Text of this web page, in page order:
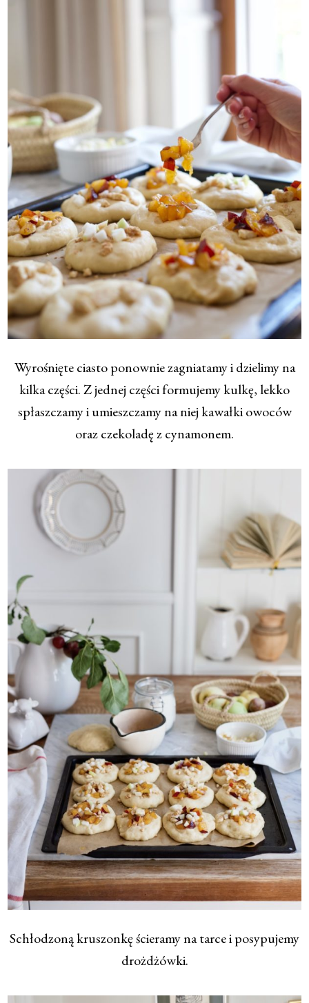
Wyrośnięte ciasto ponownie zagniatamy i dzielimy na
kilka części. Z jednej części formujemy kulkę, lekko
spłaszczamy i umieszczamy na niej kawałki owoców
oraz czekoladę z cynamonem.
Schłodzoną kruszonkę ścieramy na tarce i posypujemy
drożdżówki.